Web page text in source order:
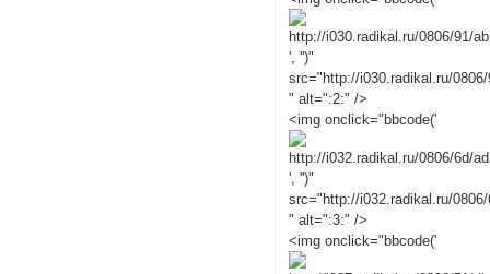
', '')"
src="http://i030.radikal.ru/
" alt=":2:" />
<img onclick="bbcode('
', '')"
src="http://i032.radikal.ru/
" alt=":3:" />
<img onclick="bbcode('